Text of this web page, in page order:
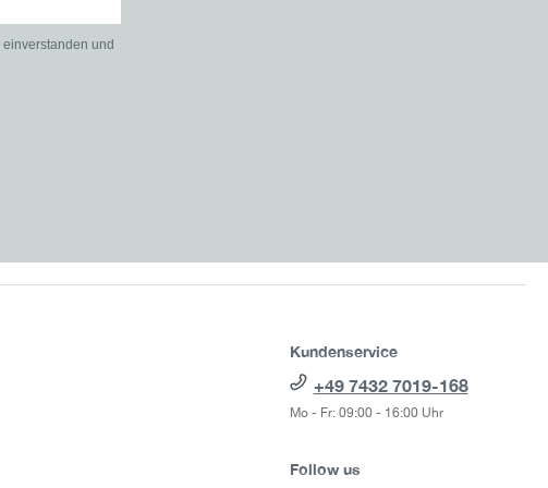
einverstanden und
Kundenservice
+49 7432 7019-168
Mo - Fr: 09:00 - 16:00 Uhr
Follow us